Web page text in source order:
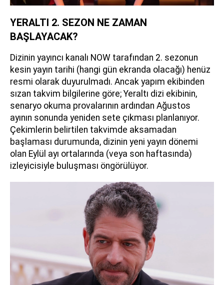
YERALTI 2. SEZON NE ZAMAN
BAŞLAYACAK?
Dizinin yayıncı kanalı NOW tarafından 2. sezonun
kesin yayın tarihi (hangi gün ekranda olacağı) henüz
resmi olarak duyurulmadı. Ancak yapım ekibinden
sızan takvim bilgilerine göre; Yeraltı dizi ekibinin,
senaryo okuma provalarının ardından Ağustos
ayının sonunda yeniden sete çıkması planlanıyor.
Çekimlerin belirtilen takvimde aksamadan
başlaması durumunda, dizinin yeni yayın dönemi
olan Eylül ayı ortalarında (veya son haftasında)
izleyicisiyle buluşması öngörülüyor.